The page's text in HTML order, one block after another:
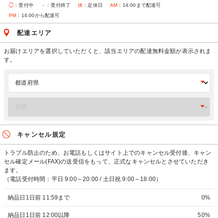
◯ ：受付中 － ：受付終了 休 ：定休日 AM ：14:00まで配達可
PM ：14:00から配達可
配達エリア
お届けエリアを選択していただくと、該当エリアの配達無料金額が表示されま
す。
キャンセル規定
トラブル防止のため、お電話もしくはサイト上でのキャンセル受付後、キャン
セル確定メール(FAX)の送受信をもって、正式なキャンセルとさせていただき
ます。
（電話受付時間：平日 9:00～20:00 / 土日祝 9:00～18:00）
納品日1日前 11:59まで 0%
納品日1日前 12:00以降 50%